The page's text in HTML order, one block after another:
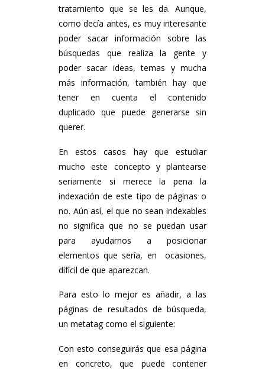
tratamiento que se les da. Aunque,
como decía antes, es muy interesante
poder sacar información sobre las
búsquedas que realiza la gente y
poder sacar ideas, temas y mucha
más información, también hay que
tener en cuenta el contenido
duplicado que puede generarse sin
querer.
En estos casos hay que estudiar
mucho este concepto y plantearse
seriamente si merece la pena la
indexación de este tipo de páginas o
no. Aún así, el que no sean indexables
no significa que no se puedan usar
para ayudarnos a posicionar
elementos que sería, en ocasiones,
difícil de que aparezcan.
Para esto lo mejor es añadir, a las
páginas de resultados de búsqueda,
un metatag como el siguiente:
Con esto conseguirás que esa página
en concreto, que puede contener